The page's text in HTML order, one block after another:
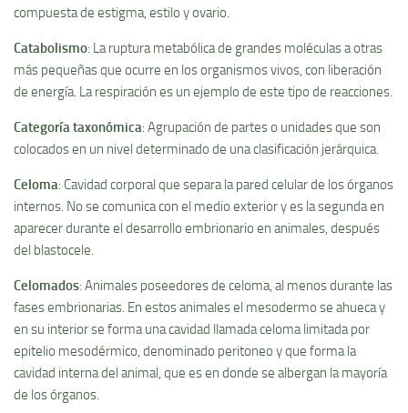
compuesta de estigma, estilo y ovario.
Catabolismo: La ruptura metabólica de grandes moléculas a otras
más pequeñas que ocurre en los organismos vivos, con liberación
de energí­a. La respiración es un ejemplo de este tipo de reacciones.
Categorí­a taxonómica: Agrupación de partes o unidades que son
colocados en un nivel determinado de una clasificación jerárquica.
Celoma: Cavidad corporal que separa la pared celular de los órganos
internos. No se comunica con el medio exterior y es la segunda en
aparecer durante el desarrollo embrionario en animales, después
del blastocele.
Celomados: Animales poseedores de celoma, al menos durante las
fases embrionarias. En estos animales el mesodermo se ahueca y
en su interior se forma una cavidad llamada celoma limitada por
epitelio mesodérmico, denominado peritoneo y que forma la
cavidad interna del animal, que es en donde se albergan la mayorí­a
de los órganos.